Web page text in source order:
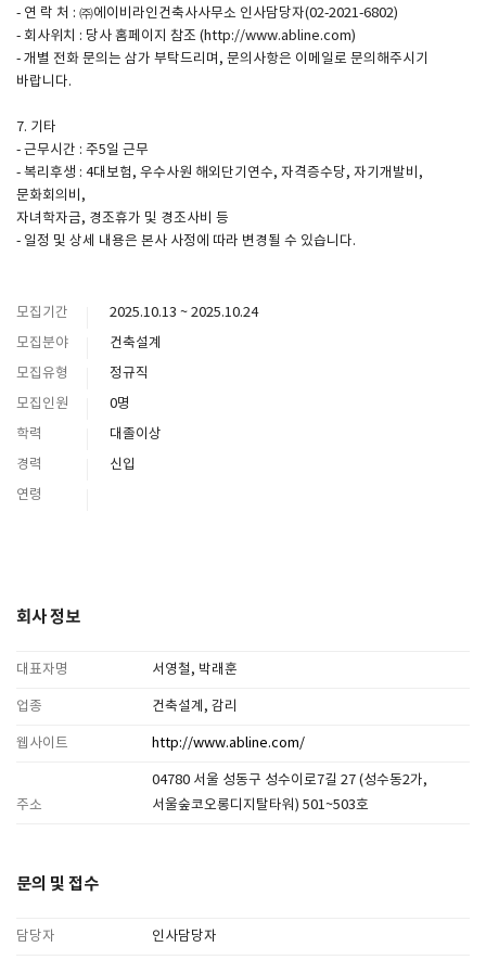
- 연 락 처 : ㈜에이비라인건축사사무소 인사담당자(02-2021-6802)
- 회사위치 : 당사 홈페이지 참조 (http://www.abline.com)
- 개별 전화 문의는 삼가 부탁드리며, 문의사항은 이메일로 문의해주시기
바랍니다.
7. 기타
- 근무시간 : 주5일 근무
- 복리후생 : 4대보험, 우수사원 해외단기연수, 자격증수당, 자기개발비,
문화회의비,
자녀학자금, 경조휴가 및 경조사비 등
- 일정 및 상세 내용은 본사 사정에 따라 변경될 수 있습니다.
모집기간
2025.10.13 ~ 2025.10.24
모집분야
건축설계
모집유형
정규직
모집인원
0명
학력
대졸이상
경력
신입
연령
회사 정보
대표자명 서영철, 박래훈
업종 건축설계, 감리
웹사이트 http://www.abline.com/
주소
04780 서울 성동구 성수이로7길 27 (성수동2가,
서울숲코오롱디지탈타워) 501~503호
문의 및 접수
담당자 인사담당자